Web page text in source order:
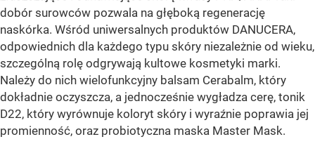
dobór surowców pozwala na głęboką regenerację
naskórka. Wśród uniwersalnych produktów DANUCERA,
odpowiednich dla każdego typu skóry niezależnie od wieku,
szczególną rolę odgrywają kultowe kosmetyki marki.
Należy do nich wielofunkcyjny balsam Cerabalm, który
dokładnie oczyszcza, a jednocześnie wygładza cerę, tonik
D22, który wyrównuje koloryt skóry i wyraźnie poprawia jej
promienność, oraz probiotyczna maska Master Mask.